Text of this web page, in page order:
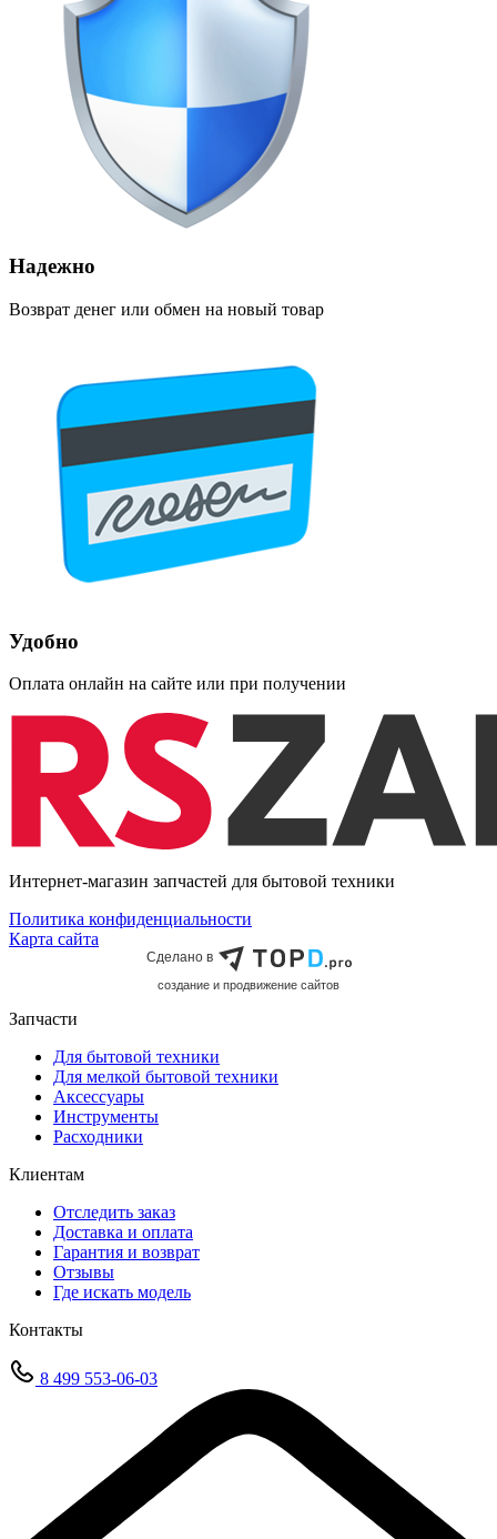
Надежно
Возврат денег или обмен на новый товар
Удобно
Оплата онлайн на сайте или при получении
Интернет-магазин запчастей для бытовой техники
Политика конфиденциальности
Карта сайта
Сделано в
cоздание и продвижение сайтов
Запчасти
Для бытовой техники
Для мелкой бытовой техники
Аксессуары
Инструменты
Расходники
Клиентам
Отследить заказ
Доставка и оплата
Гарантия и возврат
Отзывы
Где искать модель
Контакты
8 499 553-06-03